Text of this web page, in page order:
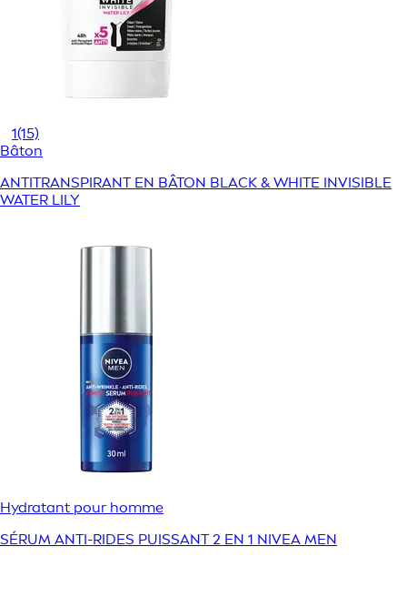
1(15)
Bâton
ANTITRANSPIRANT EN BÂTON BLACK & WHITE INVISIBLE
WATER LILY
Hydratant pour homme
SÉRUM ANTI-RIDES PUISSANT 2 EN 1 NIVEA MEN